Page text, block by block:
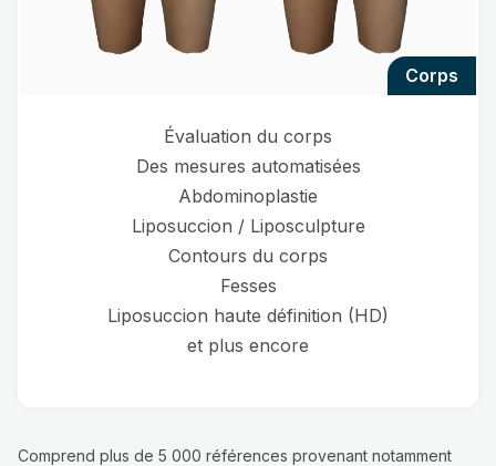
corps
Évaluation du corps
Des mesures automatisées
Abdominoplastie
Liposuccion / Liposculpture
Contours du corps
Fesses
Liposuccion haute définition (HD)
et plus encore
Comprend plus de 5 000 références provenant notamment